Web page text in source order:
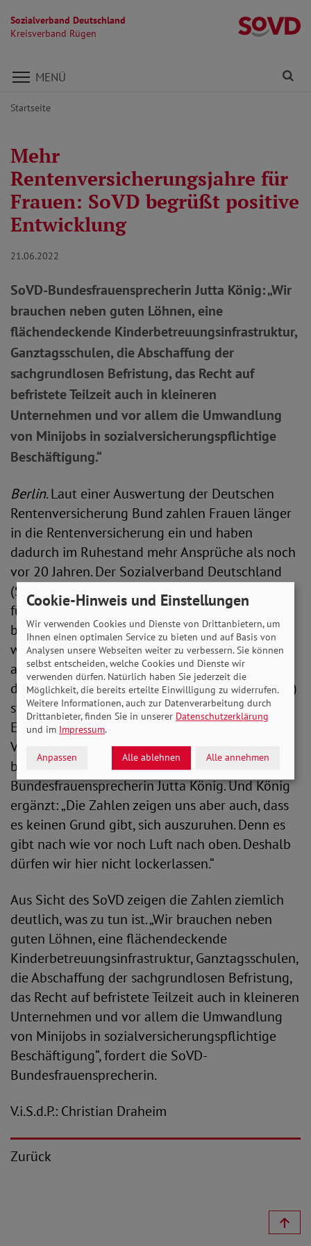
Sozialverband Deutschland
Kreisverband Rügen
Direkt zu den Inhalten springen
MENÜ
Startseite
Mehr
Rentenversicherungsjahre für
Frauen: SoVD begrüßt positive
Entwicklung
21.06.2022
SoVD-Bundesfrauensprecherin Jutta König: „Wir
brauchen neben guten Löhnen, eine
flächendeckende Kinderbetreuungsinfrastruktur,
Ganztagsschulen, die Abschaffung der
sachgrundlosen Befristung, das Recht auf
befristete Teilzeit auch in kleineren
Unternehmen und vor allem die Umwandlung
von Minijobs in sozialversicherungspflichtige
Beschäftigung.“
Berlin. Laut einer Auswertung der Deutschen
Rentenversicherung Bund zahlen Frauen länger
in die Rentenversicherung ein und haben
dadurch im Ruhestand mehr Ansprüche als noch
vor 20 Jahren. Der Sozialverband Deutschland
(SoVD) begrüßt diese positive Entwicklung und
fühlt sich in seinem Kampf gegen Altersarmut
bestätigt. „Die Zahlen machen deutlich, wie
wichtig gute Arbeitsmarktpolitik für eine
auskömmliche Rente ist und dass es insgesamt
die gesetzliche Rente (und die Rente der Frauen)
stärkt, wenn Frauen durchgängigere
Erwerbsbiografien haben. Denn das Plus an
Versicherungsjahren bedeutet für die
betroffenen Frauen auch mehr Geld“, sagt SoVD-
Bundesfrauensprecherin Jutta König. Und König
ergänzt: „Die Zahlen zeigen uns aber auch, dass
es keinen Grund gibt, sich auszuruhen. Denn es
gibt nach wie vor noch Luft nach oben. Deshalb
dürfen wir hier nicht lockerlassen.“
Aus Sicht des SoVD zeigen die Zahlen ziemlich
deutlich, was zu tun ist. „Wir brauchen neben
guten Löhnen, eine flächendeckende
Kinderbetreuungsinfrastruktur, Ganztagsschulen,
die Abschaffung der sachgrundlosen Befristung,
das Recht auf befristete Teilzeit auch in kleineren
Unternehmen und vor allem die Umwandlung
von Minijobs in sozialversicherungspflichtige
Beschäftigung“, fordert die SoVD-
Bundesfrauensprecherin.
V.i.S.d.P.: Christian Draheim
Zurück
Cookie-Hinweis und Einstellungen
Wir verwenden Cookies und Dienste von Drittanbietern, um
Ihnen einen optimalen Service zu bieten und auf Basis von
Analysen unsere Webseiten weiter zu verbessern. Sie können
selbst entscheiden, welche Cookies und Dienste wir
verwenden dürfen. Natürlich haben Sie jederzeit die
Möglichkeit, die bereits erteilte Einwilligung zu widerrufen.
Weitere Informationen, auch zur Datenverarbeitung durch
Drittanbieter, finden Sie in unserer Datenschutzerklärung
und im Impressum.
Anpassen Alle ablehnen Alle annehmen